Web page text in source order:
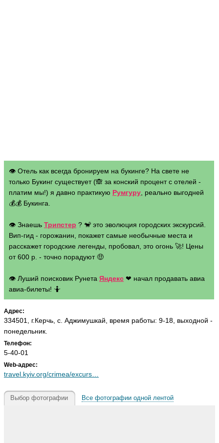
👁 Отель как всегда бронируем на букинге? На свете не
только Букинг существует (🙈 за конский процент с отелей -
платим мы!) я давно практикую Румгуру , реально выгодней
💰💰 Букинга.
👁 Знаешь Трипстер ? 🐒 это эволюция городских экскурсий.
Вип-гид - горожанин, покажет самые необычные места и
расскажет городские легенды, пробовал, это огонь 🚀! Цены
от 600 р. - точно порадуют 🤑
👁 Луший поисковик Рунета Яндекс ❤ начал продавать авиа
авиа-билеты! 🤷
Адрес:
334501, г.Керчь, с. Аджимушкай, время работы: 9-18, выходной -
понедельник.
Телефон:
5-40-01
Web-адрес:
travel.kyiv.org/crimea/excurs…
Выбор фотографии Все фотографии одной лентой